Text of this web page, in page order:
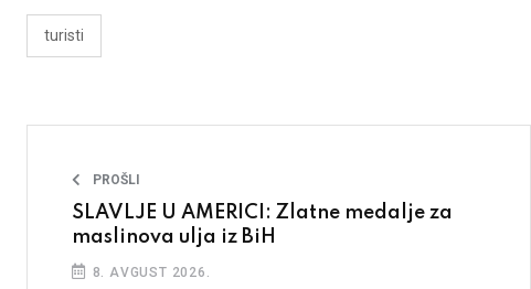
turisti
PROŠLI
SLAVLJE U AMERICI: Zlatne medalje za
maslinova ulja iz BiH
8. AVGUST 2026.